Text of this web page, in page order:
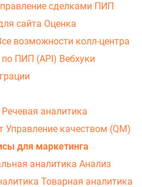
сделками ПИП
сайта Оценка
возможности колл-центра
по ПИП (API) Вебхуки
Речевая аналитика
Управление качеством (QM)
для маркетинга
аналитика Анализ
Товарная аналитика